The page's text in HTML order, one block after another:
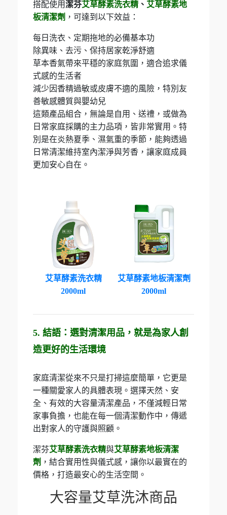
搭配使用潔芬艾草酵素洗衣精 、 艾草酵素地
板清潔劑 ，可達到以下效益：
每日洗衣、定期拖地的必備基本功
除異味、去污、保持居家乾淨舒適
草本香氣帶來平穩的家庭氛圍，適合追求儀
式感的生活者
減少因香精過敏或皮膚不適的風險，特別友
善敏感體質與嬰幼兒
這類產品組合，無論是自用、送禮，或做為
日常家庭採購的主力品項，皆非常實用。特
別是在炎熱夏季、濕氣重的季節，能夠透過
日常清潔維持室內潔淨與芳香，讓家庭成員
更加安心自在。
艾草酵素洗衣精
2000ml
艾草酵素地板清潔劑
2000ml
5. 結語：選對清潔用品，就是為家人創
造更好的生活環境
家庭清潔從來不只是打掃這麼簡單，它更是
一種關愛家人的具體表現。選擇天然、安
全、有效的大容量清潔產品，不僅減輕日常
家事負擔，也能在每一個清潔動作中，傳遞
出對家人的守護與照顧。
潔芬艾草酵素洗衣精與艾草酵素地板清潔
劑 ，結合實用性與儀式感，讓你以最實在的
價格，打造最安心的生活空間。
大容量艾草洗沐商品